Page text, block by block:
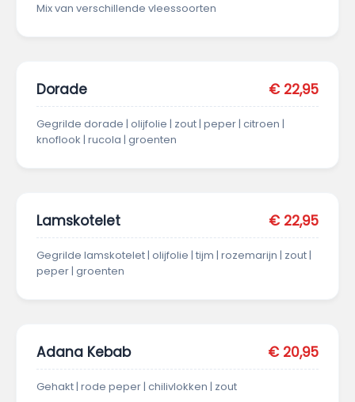
Mix van verschillende vleessoorten
Dorade € 22,95
Gegrilde dorade | olijfolie | zout | peper | citroen |
knoflook | rucola | groenten
Lamskotelet € 22,95
Gegrilde lamskotelet | olijfolie | tijm | rozemarijn | zout |
peper | groenten
Adana Kebab € 20,95
Gehakt | rode peper | chilivlokken | zout